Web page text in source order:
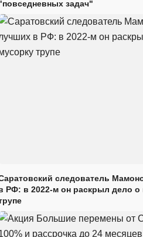
задач"
следователь
РФ: в 2022-м он раскрыл дело